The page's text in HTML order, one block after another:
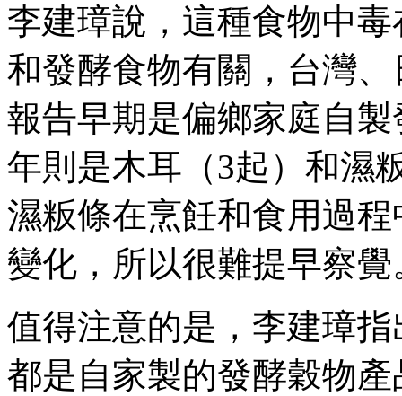
李建璋說，這種食物中
和發酵食物有關，台灣
報告早期是偏鄉家庭自
年則是木耳（3起）和濕
濕粄條在烹飪和食用過
變化，所以很難提早察覺
值得注意的是，李建璋
都是自家製的發酵穀物